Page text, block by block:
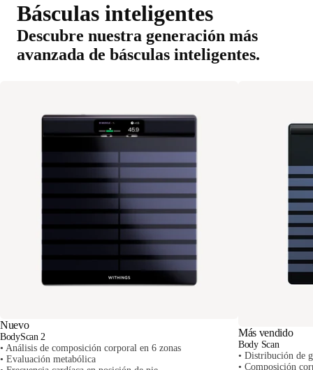
Básculas inteligentes
Descubre nuestra generación más
avanzada de básculas inteligentes.
Nuevo
BodyScan 2
• Análisis de composición corporal en 6 zonas
• Evaluación metabólica
Más vendido
Body Scan
• Distribución de
• Composición